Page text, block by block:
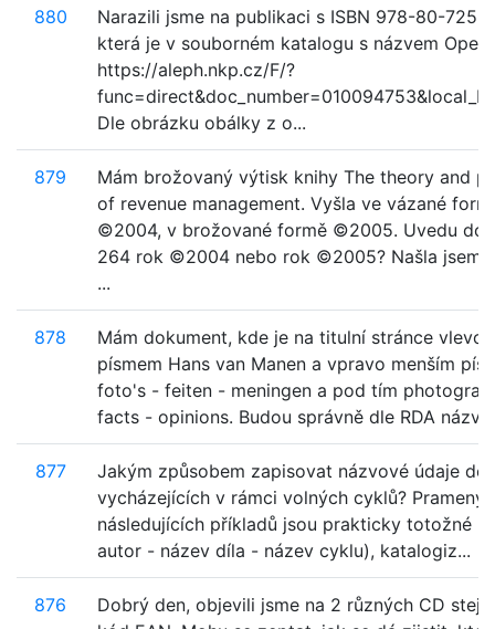
880
Narazili jsme na publikaci s ISBN 978-80-
která je v souborném katalogu s názvem
https://aleph.nkp.cz/F/?
Dle obrázku obálky z o...
879
Mám brožovaný výtisk knihy The theory and
of revenue management. Vyšla ve vázané
©2004, v brožované formě ©2005. Uvedu do
264 rok ©2004 nebo rok ©2005? Našla jsem
...
878
Mám dokument, kde je na titulní stránce vlevo
písmem Hans van Manen a vpravo menším
foto's - feiten - meningen a pod tím
facts - opinions. Budou správně dle RDA
877
Jakým způsobem zapisovat názvové údaje děl
vycházejících v rámci volných cyklů? Prameny
následujících příkladů jsou prakticky totožné
autor - název díla - název cyklu), katalogiz...
876
Dobrý den, objevili jsme na 2 různých CD